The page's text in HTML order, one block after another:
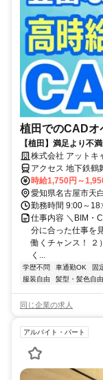
植田でのCAD
【植田】満足より不
ドなら希望を叶えられ
株式会社 アットキ
アクセス 地下鉄
時給1,750円～
愛知県名古屋市天
勤務時間 9:00～
仕事内容 ＼BIM・
分に合った仕事を
働くチャンス！ ２
く...
学歴不問 車通勤OK 固
服装自由
髪型・髪色自由
同じ企業の求人
アルバイト・パート